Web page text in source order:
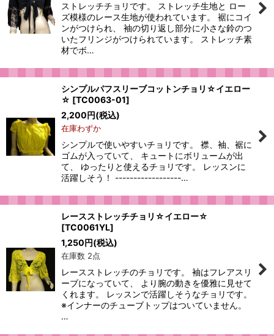
ストレッチチョリです。 ストレッチ生地と ロー
ズ模様のレース生地が使われています。 裾にコイ
ンがつけられ、 袖の切り返し部分に小さな鈴のつ
いたフリンジがつけられています。 ストレッチ素
材でボ…
シンプルパフスリーブコットンチョリ☆イエロー
☆ [TC0063-01]
2,200円(税込)
在庫わずか
シンプルで使いやすいチョリです。 襟、袖、裾に
ゴムが入っていて、 キュートにボリュームが出
て、 ゆったりと使えるチョリです。 レッスンに
活躍しそう！ ------------------…
レースストレッチチョリ☆イエロー☆
[TC0061YL]
1,250円(税込)
在庫数 2点
レースストレッチのチョリです。 袖はフレアスリ
ーブになっていて、 より腕の動きを優雅に見せて
くれます。 レッスンで活躍しそうなチョリです。
※インナーのチューブトップはついていません。
…